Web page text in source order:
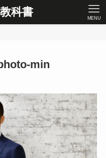
科書 MENU
min